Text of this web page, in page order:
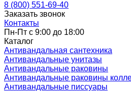
8 (800) 551-69-40
Заказать звонок
Контакты
Пн-Пт с 9:00 до 18:00
Каталог
Антивандальная сантехника
Антивандальные унитазы
Антивандальные раковины
Антивандальные раковины
Антивандальные писсуары